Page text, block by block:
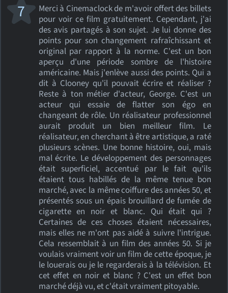
Merci à Cinemaclock de m'avoir offert des billets
pour voir ce film gratuitement. Cependant, j'ai
des avis partagés à son sujet. Je lui donne des
points pour son changement rafraîchissant et
original par rapport à la norme. C'est un bon
aperçu d'une période sombre de l'histoire
américaine. Mais j'enlève aussi des points. Qui a
dit à Clooney qu'il pouvait écrire et réaliser ?
Reste à ton métier d'acteur, George. C'est un
acteur qui essaie de flatter son égo en
changeant de rôle. Un réalisateur professionnel
aurait produit un bien meilleur film. Le
réalisateur, en cherchant à être artistique, a raté
plusieurs scènes. Une bonne histoire, oui, mais
mal écrite. Le développement des personnages
était superficiel, accentué par le fait qu'ils
étaient tous habillés de la même tenue bon
marché, avec la même coiffure des années 50, et
présentés sous un épais brouillard de fumée de
cigarette en noir et blanc. Qui était qui ?
Certaines de ces choses étaient nécessaires,
mais elles ne m'ont pas aidé à suivre l'intrigue.
Cela ressemblait à un film des années 50. Si je
voulais vraiment voir un film de cette époque, je
le louerais ou je le regarderais à la télévision. Et
cet effet en noir et blanc ? C'est un effet bon
marché déjà vu, et c'était vraiment pitoyable.
7